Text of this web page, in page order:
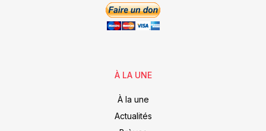
À LA UNE
À la une
Actualités